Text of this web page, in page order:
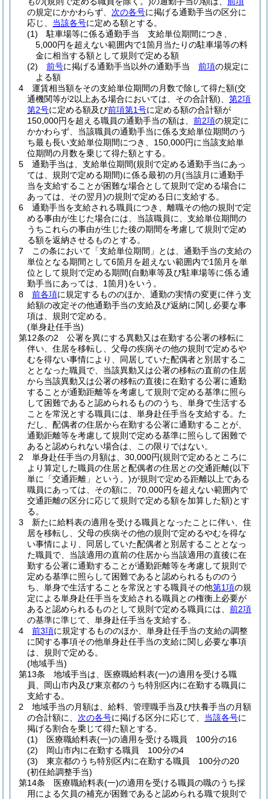
の規定にかかわらず、 次の各号に掲げる通勤手当の区分に
応じ、 当該各号に定める額とする。
(1)
駐車場等に係る通勤手当 支給単位期間につき、
5,000円を超えない範囲内で1箇月当たりの駐車場等の料
金に相当する額として規則で定める額
(2)
前号に掲げる通勤手当以外の通勤手当 前項の規定に
よる額
4
運賃相当額をその支給単位期間の月数で除して得た額(交
通機関等が2以上ある場合においては、その合計額)
第2項
第2号に定める額及び前項第1号に定める額の合計額が
150,000円を超える職員の通勤手当の額は、 前2項の規定に
かかわらず、当該職員の通勤手当に係る支給単位期間のう
ち最も長い支給単位期間につき、150,000円に当該支給単
位期間の月数を乗じて得た額とする。
5
通勤手当は、支給単位期間(規則で定める通勤手当にあっ
ては、規則で定める期間)に係る最初の月(当該月に通勤手
当を支給することが困難な場合として規則で定める場合に
あっては、その翌月)の規則で定める日に支給する。
6
通勤手当を支給される職員につき、離職その他の規則で定
める事由が生じた場合には、当該職員に、支給単位期間の
うちこれらの事由が生じた後の期間を考慮して規則で定め
る額を返納させるものとする。
7
この条において「支給単位期間」とは、通勤手当の支給の
単位となる期間として6箇月を超えない範囲内で1箇月を単
位として規則で定める期間(自動車等及び駐車場等に係る通
勤手当にあっては、1箇月)をいう。
8
前各項に規定するもののほか、通勤の実情の変更に伴う支
給額の改定その他通勤手当の支給及び返納に関し必要な事
項は、規則で定める。
(単身赴任手当)
第12条の2
公署を異にする異動又は在勤する公署の移転に
伴い、住居を移転し、父母の疾病その他の規則で定めるや
むを得ない事情により、同居していた配偶者と別居するこ
ととなった職員で、当該異動又は公署の移転の直前の住居
から当該異動又は公署の移転の直後に在勤する公署に通勤
することが通勤距離等を考慮して規則で定める基準に照ら
して困難であると認められるもののうち、単身で生活する
ことを常況とする職員には、単身赴任手当を支給する。 た
だし、配偶者の住居から在勤する公署に通勤することが、
通勤距離等を考慮して規則で定める基準に照らして困難で
あると認められない場合は、この限りではない。
2
単身赴任手当の月額は、30,000円(規則で定めるところに
より算定した職員の住居と配偶者の住居との交通距離(以下
単に「交通距離」という。)が規則で定める距離以上である
職員にあっては、その額に、70,000円を超えない範囲内で
交通距離の区分に応じて規則で定める額を加算した額)とす
る。
3
新たに給料表の適用を受ける職員となったことに伴い、住
居を移転し、父母の疾病その他の規則で定めるやむを得な
い事情により、同居していた配偶者と別居することとなっ
た職員で、当該適用の直前の住居から当該適用の直後に在
勤する公署に通勤することが通勤距離等を考慮して規則で
定める基準に照らして困難であると認められるもののう
ち、単身で生活することを常況とする職員その他第1項の規
定による単身赴任手当を支給される職員との権衡上必要が
あると認められるものとして規則で定める職員には、 前2項
の基準に準じて、単身赴任手当を支給する。
4
前3項に規定するもののほか、単身赴任手当の支給の調整
に関する事項その他単身赴任手当の支給に関し必要な事項
は、規則で定める。
(地域手当)
第13条
地域手当は、医療職給料表(一)の適用を受ける職
員、岡山市内及び東京都のうち特別区内に在勤する職員に
支給する。
2
地域手当の月額は、給料、管理職手当及び扶養手当の月額
の合計額に、 次の各号に掲げる区分に応じて、 当該各号に
掲げる割合を乗じて得た額とする。
(1)
医療職給料表(一)の適用を受ける職員 100分の16
(2)
岡山市内に在勤する職員 100分の4
(3)
東京都のうち特別区内に在勤する職員 100分の20
(初任給調整手当)
第14条
医療職給料表(一)の適用を受ける職員の職のうち採
用による欠員の補充が困難であると認められる職で規則で